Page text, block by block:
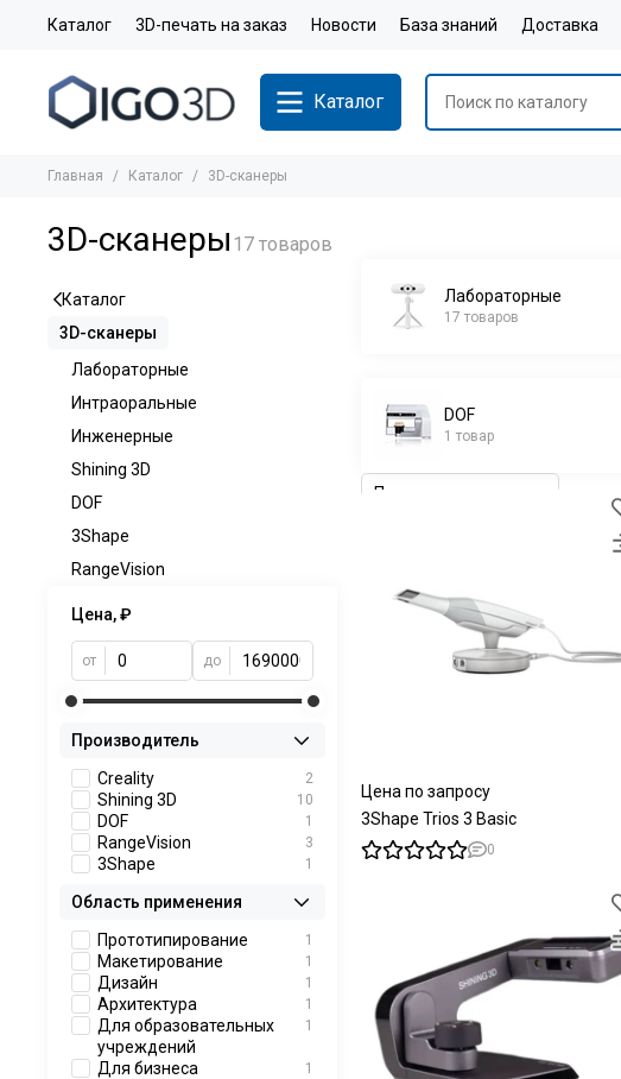
Каталог 3D-печать на заказ Новости База знаний Доставка
Каталог
Главная Каталог 3D-сканеры
3D-сканеры
Лабораторные
17 товаров
DOF
1 товар
Цена по запросу
3Shape Trios 3 Basic
0
Каталог
3D-сканеры
Лабораторные
Интраоральные
Инженерные
Shining 3D
DOF
3Shape
RangeVision
Цена, ₽
от до
Производитель
Creality
2
Shining 3D 10
DOF 1
RangeVision 3
3Shape 1
Область применения
Прототипирование
1
Макетирование 1
Дизайн 1
Архитектура 1
Для образовательных
учреждений
1
Для бизнеса 1